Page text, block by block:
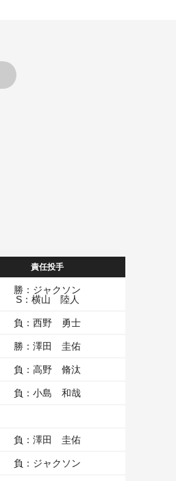
責任投手
勝：ジャクソン
S：横山 陸人
負：西野 勇士
勝：澤田 圭佑
負：高野 脩汰
負：小島 和哉
負：澤田 圭佑
負：ジャクソン